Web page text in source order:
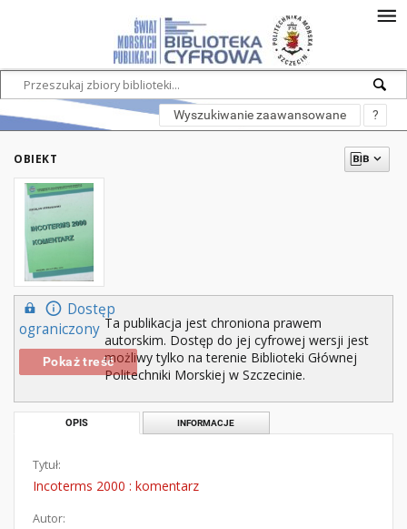
Wyszukiwanie zaawansowane ?
OBIEKT
Dostęp
ograniczony
Pokaż treść
Ta publikacja jest chroniona prawem
autorskim. Dostęp do jej cyfrowej wersji jest
możliwy tylko na terenie Biblioteki Głównej
Politechniki Morskiej w Szczecinie.
OPIS INFORMACJE
Tytuł:
Incoterms 2000 : komentarz
Autor: